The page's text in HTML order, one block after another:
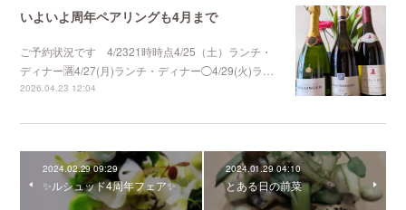
いよいよ周年ペアリングも4月まで
ご予約状況です 4/2321時時点4/25（土）ランチ・
ディナー🈵4/27(月)ランチ・ディナー◯4/29(火)ラ…
2026.04.23 12:04
2024.02.29 09:29
✨ルシュッド4周年フェア✨
2024.01.29 04:10
とある日の前菜